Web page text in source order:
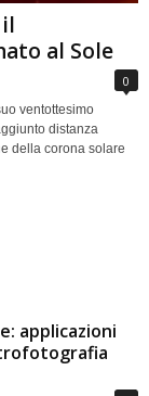
al Sole
0
ventottesimo
distanza
della corona solare
applicazioni